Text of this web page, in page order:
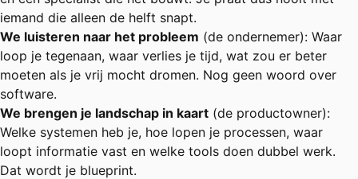
iemand die alleen de helft snapt.
We luisteren naar het probleem (de ondernemer): Waar
loop je tegenaan, waar verlies je tijd, wat zou er beter
moeten als je vrij mocht dromen. Nog geen woord over
software.
We brengen je landschap in kaart (de productowner):
Welke systemen heb je, hoe lopen je processen, waar
loopt informatie vast en welke tools doen dubbel werk.
Dat wordt je blueprint.